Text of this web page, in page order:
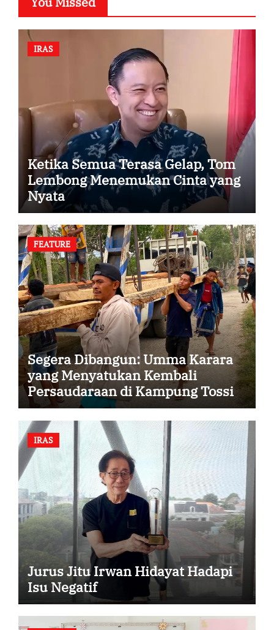
IRAS
Ketika Semua Terasa Gelap, Tom
Lembong Menemukan Cinta yang
Nyata
FEATURE
Segera Dibangun: Umma Karara
yang Menyatukan Kembali
Persaudaraan di Kampung Tossi
IRAS
Jurus Jitu Irwan Hidayat Hadapi
Isu Negatif